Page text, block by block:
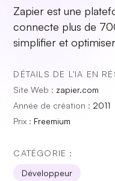
Zapier est une
connecte plus de
simplifier et
DÉTAILS DE L'IA EN
Site Web : zapier.com
Année de création : 2011
Prix : Freemium
CATÉGORIE :
Développeur